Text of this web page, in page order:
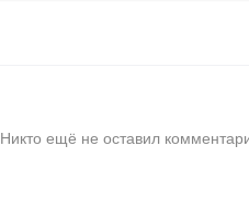
Никто ещё не оставил